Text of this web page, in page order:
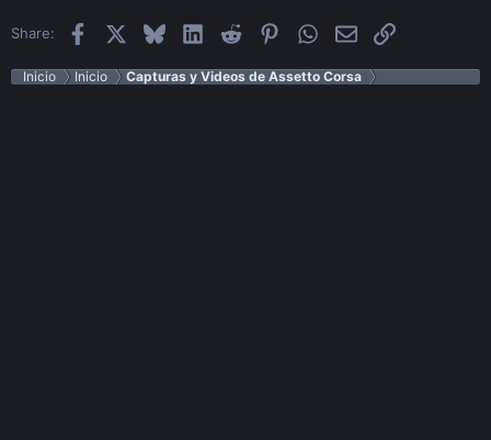
Share: Facebook BlueskyLinkedInReddit PinterestWhatsApp
EmailEnlace
Inicio Inicio Capturas y Videos de Assetto Corsa